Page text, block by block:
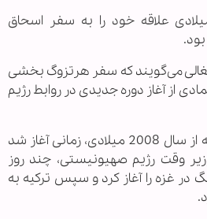
علاقه خود را به سفر اسحاق
می‌گویند که سفر هرتزوگ بخشی
از آغاز دوره جدیدی در روابط رژیم
تنش میان اسرائیل و ترکیه از سال 2008 میلادی، زمانی‌ آغاز شد
وقت رژیم صهیونیستی، چند روز
در غزه را آغاز کرد و سپس ترکیه به‌